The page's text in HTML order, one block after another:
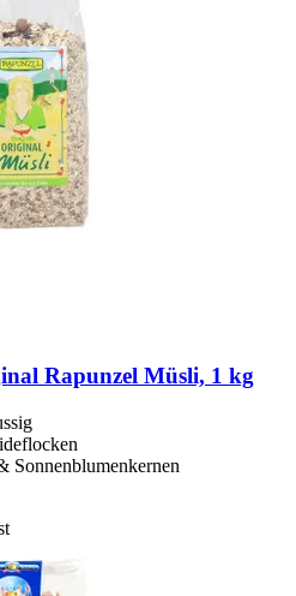
Rapunzel Müsli, 1 kg
Sonnenblumenkernen